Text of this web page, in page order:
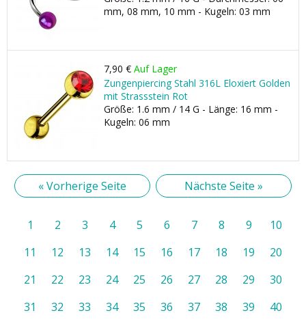
mm, 08 mm, 10 mm - Kugeln: 03 mm
7,90 € Auf Lager
Zungenpiercing Stahl 316L Eloxiert Golden
mit Strassstein Rot
Größe: 1.6 mm / 14 G - Länge: 16 mm -
Kugeln: 06 mm
« Vorherige Seite Nächste Seite »
1 2 3 4 5 6 7 8 9
10
11
12 13 14 15 16 17 18 19
20
21
22 23 24 25 26 27 28 29
30
31
32 33 34 35 36 37 38 39
40